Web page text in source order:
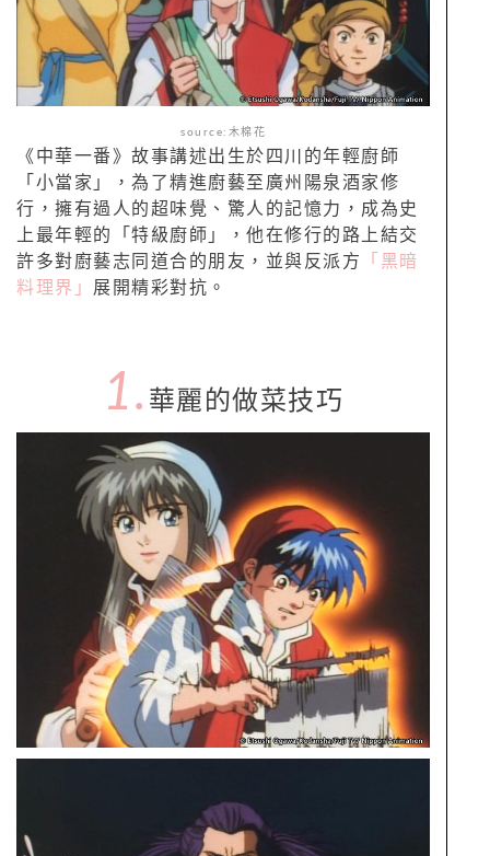
source:木棉花
《中華一番》故事講述出生於四川的年輕廚師
「小當家」，為了精進廚藝至廣州陽泉酒家修
行，擁有過人的超味覺、驚人的記憶力，成為史
上最年輕的「特級廚師」，他在修行的路上結交
許多對廚藝志同道合的朋友，並與反派方
「黑暗
料理界」 展開精彩對抗。
1. 華麗的做菜技巧